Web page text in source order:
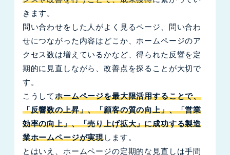
きます。
問い合わせをした人がよく見るページ、問い合わ
せにつながった内容はどこか、ホームページのア
クセス数は増えているかなど、得られた反響を定
期的に見直しながら、改善点を探ることが大切で
す。
こうしてホームページを最大限活用することで、
「反響数の上昇」、「顧客の質の向上」、「営業
効率の向上」、「売り上げ拡大」に成功する製造
業ホームページが実現します。
とはいえ、ホームページの定期的な見直しは手間